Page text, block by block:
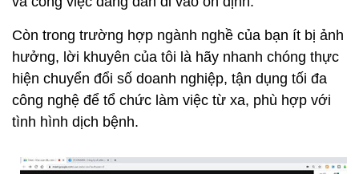
Còn trong trường hợp ngành nghề của bạn ít bị ảnh
hưởng, lời khuyên của tôi là hãy nhanh chóng thực
hiện chuyển đổi số doanh nghiệp, tận dụng tối đa
công nghệ để tổ chức làm việc từ xa, phù hợp với
tình hình dịch bệnh.